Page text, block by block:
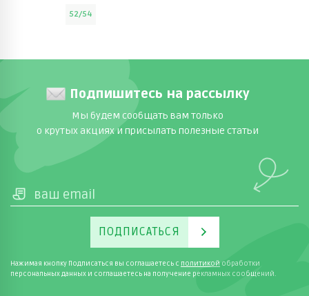
52/54
Подпишитесь на рассылку
Мы будем сообщать вам только
о крутых акциях и присылать полезные статьи
ПОДПИСАТЬСЯ
Нажимая кнопку Подписаться вы соглашаетесь с политикой обработки
персональных данных и соглашаетесь на получение рекламных сообщений.